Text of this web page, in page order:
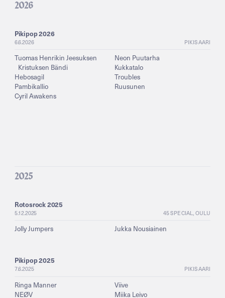
2026
6.6.2026 PIKISAARI
Pikipop 2026
Tuomas Henrikin Jeesuksen
Kristuksen Bändi
Hebosagil
Pambikallio
Cyril Awakens
Neon Puutarha
Kukkatalo
Troubles
Ruusunen
2025
5.12.2025 45 SPECIAL, OULU
Rotosrock 2025
Jolly Jumpers Jukka Nousiainen
7.6.2025 PIKISAARI
Pikipop 2025
Ringa Manner
NEØV
Viive
Miika Leivo